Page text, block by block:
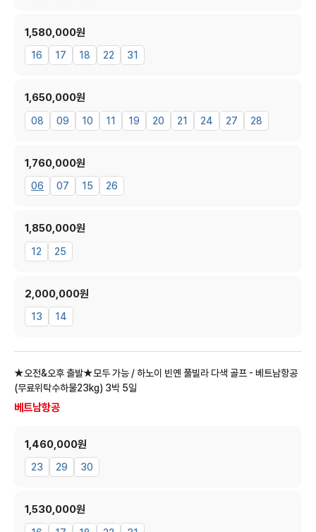
1,580,000원
16 17 18 22 31
1,650,000원
08 09 10 11 19 20 21 24 27 28
1,760,000원
06 07 15 26
1,850,000원
12 25
2,000,000원
13 14
★오전&오후 출발★모두 가능 / 하노이 빈옌 풀빌라 다색 골프 - 베트남항공
(무료위탁수하물23kg) 3박 5일
베트남항공
1,460,000원
23 29 30
1,530,000원